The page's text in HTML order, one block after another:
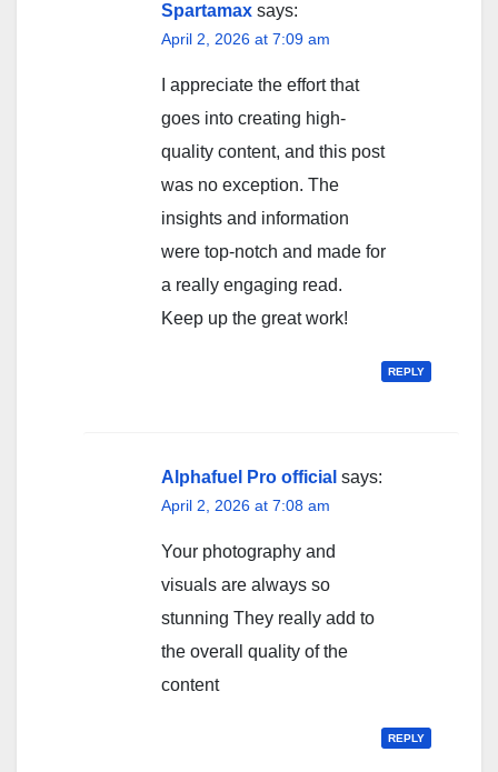
Spartamax says:
April 2, 2026 at 7:09 am
I appreciate the effort that
goes into creating high-
quality content, and this post
was no exception. The
insights and information
were top-notch and made for
a really engaging read.
Keep up the great work!
REPLY
Alphafuel Pro official says:
April 2, 2026 at 7:08 am
Your photography and
visuals are always so
stunning They really add to
the overall quality of the
content
REPLY